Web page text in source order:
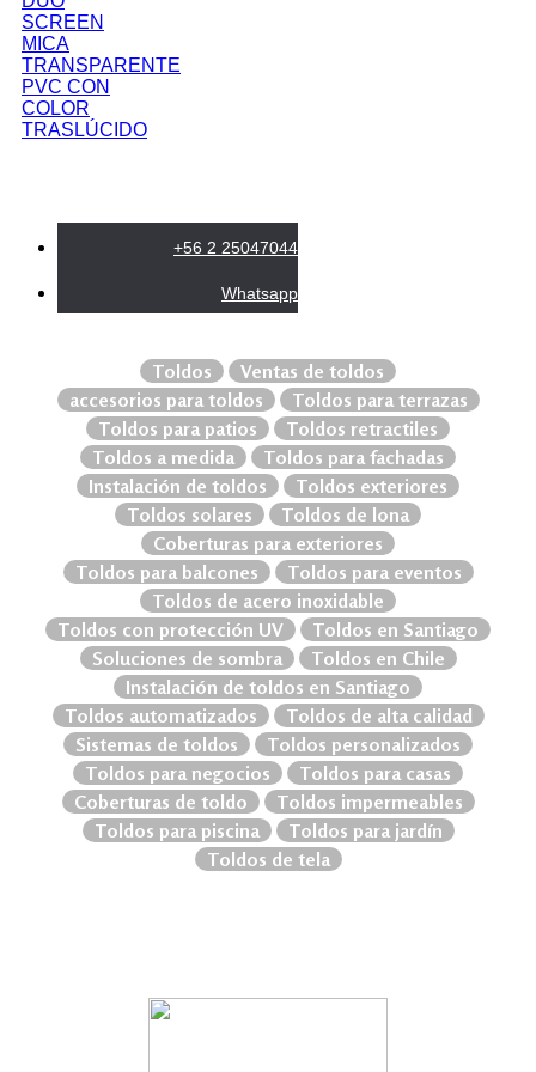
SCREEN
MICA
TRANSPARENTE
PVC CON
COLOR
TRASLÚCIDO
+56 2 25047044
Whatsapp
Toldos
Ventas de toldos
accesorios para toldos
Toldos para terrazas
Toldos para patios
Toldos retractiles
Toldos a medida
Toldos para fachadas
Instalación de toldos
Toldos exteriores
Toldos solares
Toldos de lona
Coberturas para exteriores
Toldos para balcones
Toldos para eventos
Toldos de acero inoxidable
Toldos con protección UV
Toldos en Santiago
Soluciones de sombra
Toldos en Chile
Instalación de toldos en Santiago
Toldos automatizados
Toldos de alta calidad
Sistemas de toldos
Toldos personalizados
Toldos para negocios
Toldos para casas
Coberturas de toldo
Toldos impermeables
Toldos para piscina
Toldos para jardín
Toldos de tela